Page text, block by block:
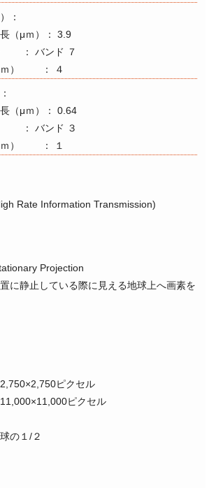
：
（μｍ）： 3.9
： バンド ７
ｍ） ： ４
（μｍ）： 0.64
： バンド ３
ｍ） ： １
Rate Information Transmission)
Projection
に静止している際に見える地球上へ画素を
ピクセル
ピクセル
の１/２